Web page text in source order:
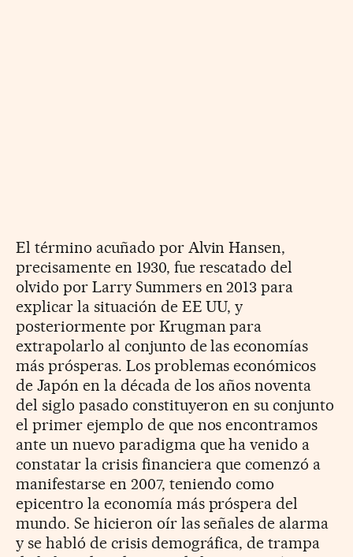
El término acuñado por Alvin Hansen,
precisamente en 1930, fue rescatado del
olvido por Larry Summers en 2013 para
explicar la situación de EE UU, y
posteriormente por Krugman para
extrapolarlo al conjunto de las economías
más prósperas. Los problemas económicos
de Japón en la década de los años noventa
del siglo pasado constituyeron en su conjunto
el primer ejemplo de que nos encontramos
ante un nuevo paradigma que ha venido a
constatar la crisis financiera que comenzó a
manifestarse en 2007, teniendo como
epicentro la economía más próspera del
mundo. Se hicieron oír las señales de alarma
y se habló de crisis demográfica, de trampa